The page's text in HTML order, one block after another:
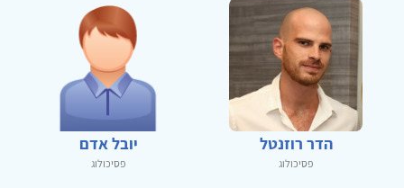
הדר רוזנטל
פסיכולוג
יובל אדם
פסיכולוג